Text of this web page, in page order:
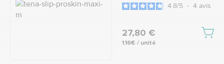
4.8/5 - 4 avis
27,80 €
1.16€ / unité